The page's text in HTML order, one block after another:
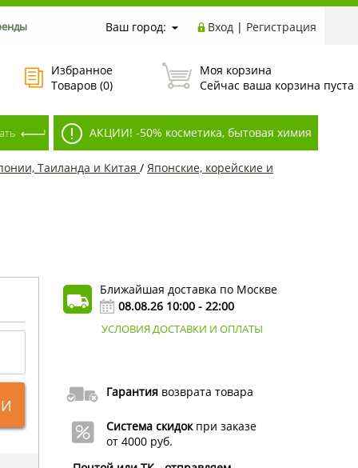
Ваш город: Вход | Регистрация
Избранное
Товаров (0)
Моя корзина
Сейчас ваша корзина пуста
АКЦИИ! -50% косметика, бытовая химия
Таиланда и Китая / Японские, корейские и
Ближайшая доставка по Москве
08.08.26 10:00 - 22:00
УСЛОВИЯ ДОСТАВКИ И ОПЛАТЫ
Гарантиявозврата товара
Система скидокпри заказе
от 4000 руб.